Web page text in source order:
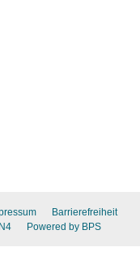
Barrierefreiheit
N4 Powered by BPS